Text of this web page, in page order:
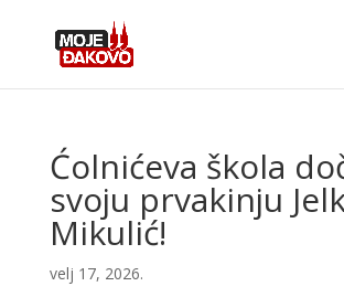
Ćolnićeva škola
svoju prvakinju
Mikulić!
velj 17, 2026.